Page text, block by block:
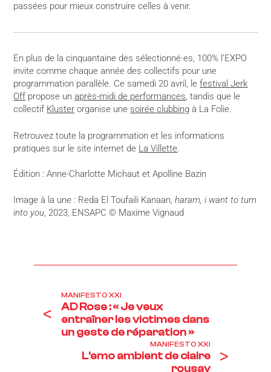
passées pour mieux construire celles à venir.
En plus de la cinquantaine des sélectionné·es, 100% l’EXPO
invite comme chaque année des collectifs pour une
programmation parallèle. Ce samedi 20 avril, lefestival Jerk
Off propose unaprès-midi de performances, tandis que le
collectif Kluster organise une soirée clubbing à La Folie.
Retrouvez toute la programmation et les informations
pratiques sur le site internet de La Villette.
Édition : Anne-Charlotte Michaut et Apolline Bazin
Image à la une : Reda El Toufaili Kanaan,haram, i want to turn
into you, 2023, ENSAPC © Maxime Vignaud
<
MANIFESTO XXI
AD Rose : « Je veux
entraîner les victimes dans
un geste de réparation »
MANIFESTO XXI
L’emo ambient de claire
rousay
>